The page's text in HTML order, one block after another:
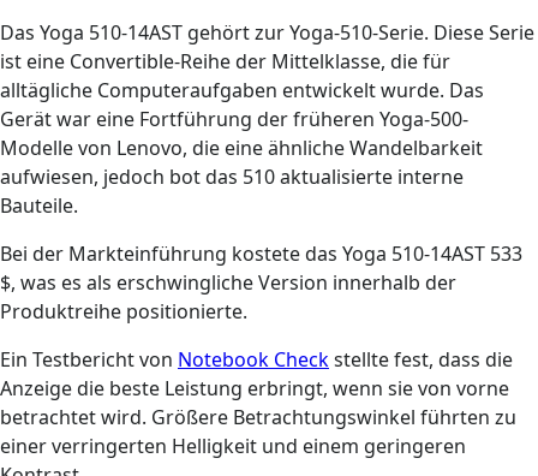
Das Yoga 510-14AST gehört zur Yoga-510-Serie. Diese Serie
ist eine Convertible-Reihe der Mittelklasse, die für
alltägliche Computeraufgaben entwickelt wurde. Das
Gerät war eine Fortführung der früheren Yoga-500-
Modelle von Lenovo, die eine ähnliche Wandelbarkeit
aufwiesen, jedoch bot das 510 aktualisierte interne
Bauteile.
Bei der Markteinführung kostete das Yoga 510-14AST 533
$, was es als erschwingliche Version innerhalb der
Produktreihe positionierte.
Ein Testbericht von Notebook Checkstellte fest, dass die
Anzeige die beste Leistung erbringt, wenn sie von vorne
betrachtet wird. Größere Betrachtungswinkel führten zu
einer verringerten Helligkeit und einem geringeren